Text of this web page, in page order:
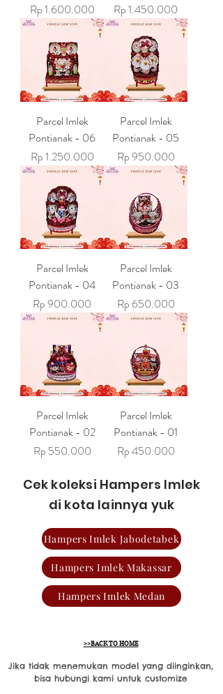
Harga
Rp 1.600.000
Harga
Rp 1.450.000
Parcel Imlek
Pontianak - 06
Harga
Rp 1.250.000
Parcel Imlek
Pontianak - 05
Harga
Rp 950.000
Parcel Imlek
Pontianak - 04
Harga
Rp 900.000
Parcel Imlek
Pontianak - 03
Harga
Rp 650.000
Parcel Imlek
Pontianak - 02
Harga
Rp 550.000
Parcel Imlek
Pontianak - 01
Harga
Rp 450.000
Cek koleksi Hampers Imlek
di kota lainnya yuk
Hampers Imlek Jabodetabek
Hampers Imlek Makassar
Hampers Imlek Medan
>>BACK TO HOME
Jika tidak menemukan model yang diinginkan,
bisa hubungi kami untuk customize